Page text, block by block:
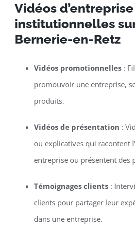
Vidéos
institutionnelles
Bernerie-en-Retz
Vidéos promotionnelles:
promouvoir une entreprise,
produits.
Vidéos de présentation :
ou explicatives qui racontent
entreprise ou présentent des
Témoignages clients:
clients pour partager leur
dans une entreprise.